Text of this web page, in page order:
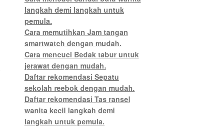
langkah demi langkah untuk
pemula.
Cara memutihkan Jam tangan
smartwatch dengan mudah.
Cara mencuci Bedak tabur untuk
jerawat dengan mudah.
Daftar rekomendasi Sepatu
sekolah reebok dengan mudah.
Daftar rekomendasi Tas ransel
wanita kecil langkah demi
langkah untuk pemula.